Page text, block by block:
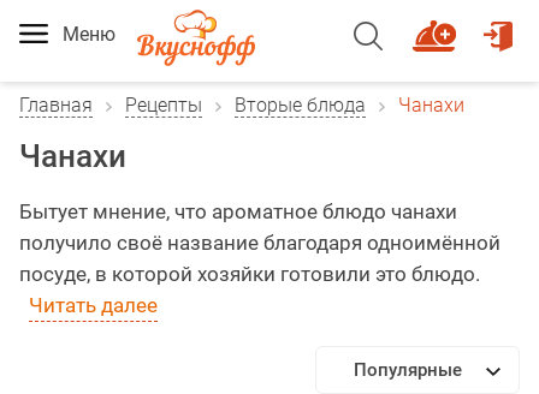
Меню
Главная Рецепты Вторые блюда Чанахи
Чанахи
Бытует мнение, что ароматное блюдо чанахи
получило своё название благодаря одноимённой
посуде, в которой хозяйки готовили это блюдо.
Читать далее
Популярные